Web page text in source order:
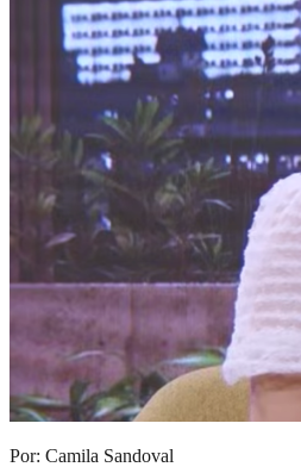
Por: Camila Sandoval